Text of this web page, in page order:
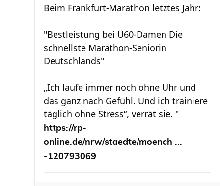
Beim Frankfurt-Marathon letztes Jahr:
"Bestleistung bei Ü60-Damen Die
schnellste Marathon-Seniorin
Deutschlands"
„Ich laufe immer noch ohne Uhr und
das ganz nach Gefühl. Und ich trainiere
täglich ohne Stress“, verrät sie. "
https://rp-
online.de/nrw/staedte/moench ...
-120793069